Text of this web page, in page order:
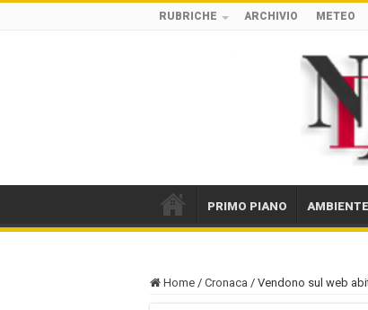
RUBRICHE ARCHIVIO METEO
PRIMO PIANO AMBIENTE
Home / Cronaca / Vendono sul web